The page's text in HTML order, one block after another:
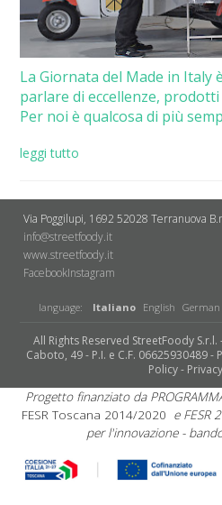
La Giornata del Made in Italy
parlare di eccellenze,
Per noi è qualcosa di più
leggi tutto
Via Poggilupi, 1692 52028 Terranuova
info@streetfoody.it
www.streetfoody.it
Facebook​Instagram
language: Italiano English German
All Rights Reserved StreetFoody
Caboto, 49 - P.I. e C.F. 06625930489 -
Policy-
Progetto finanziato da
FESR Toscana 2014/2020 e FESR
per l'innovazione -